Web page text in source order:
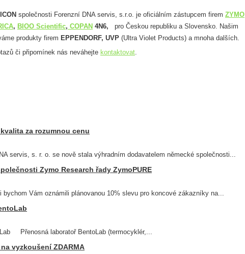
společnosti Forenzní DNA servis, s.r.o. je oficiálním zástupcem firem ZYMO
, BIOO Scientific, COPAN 4N6,
pro Českou republiku a Slovensko. Našim
produkty firem EPPENDORF, UVP (Ultra Violet Products) a mnoha dalších.
či připomínek nás neváhejte kontaktovat.
za rozumnou cenu
servis, s. r. o. se nově stala výhradním dodavatelem německé společnosti...
Zymo Research řady ZymoPURE
Vám oznámili plánovanou 10% slevu pro koncové zákazníky na...
Přenosná laboratoř BentoLab (termocyklér,...
vyzkoušení ZDARMA